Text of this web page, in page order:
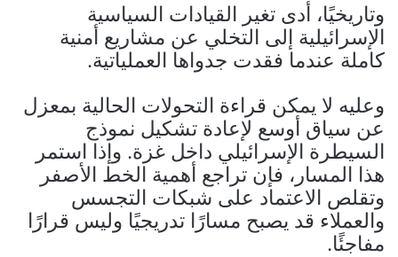
وتاريخيًا، أدى تغير القيادات السياسية
الإسرائيلية إلى التخلي عن مشاريع أمنية
كاملة عندما فقدت جدواها العملياتية.
وعليه لا يمكن قراءة التحولات الحالية بمعزل
عن سياق أوسع لإعادة تشكيل نموذج
السيطرة الإسرائيلي داخل غزة. وإذا استمر
هذا المسار، فإن تراجع أهمية الخط الأصفر
وتقلص الاعتماد على شبكات التجسس
والعملاء قد يصبح مسارًا تدريجيًا وليس قرارًا
مفاجئًا.